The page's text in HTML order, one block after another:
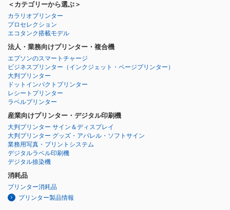
＜カテゴリーから選ぶ＞
カラリオプリンター
プロセレクション
エコタンク搭載モデル
法人・業務向けプリンター・複合機
エプソンのスマートチャージ
ビジネスプリンター （インクジェット・ページプリンター）
大判プリンター
ドットインパクトプリンター
レシートプリンター
ラベルプリンター
産業向けプリンター・デジタル印刷機
大判プリンター サイン＆ディスプレイ
大判プリンター グッズ・アパレル・ソフトサイン
業務用写真・プリントシステム
デジタルラベル印刷機
デジタル捺染機
消耗品
プリンター消耗品
プリンター製品情報